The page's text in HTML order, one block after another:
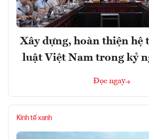
Xây dựng, hoàn thiện hệ
luật Việt Nam trong kỷ
Đọc ngay
Kinh tế xanh